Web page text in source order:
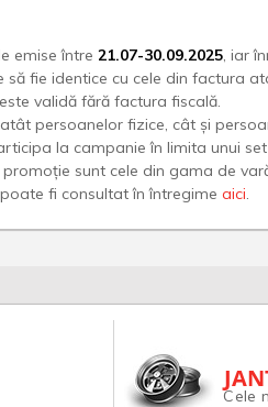
emise între 21.07-30.09.2025, iar
fie identice cu cele din factura
validă fără factura fiscală.
persoanelor fizice, cât și
la campanie în limita unui
sunt cele din gama de
fi consultat în întregime aici.
Cele